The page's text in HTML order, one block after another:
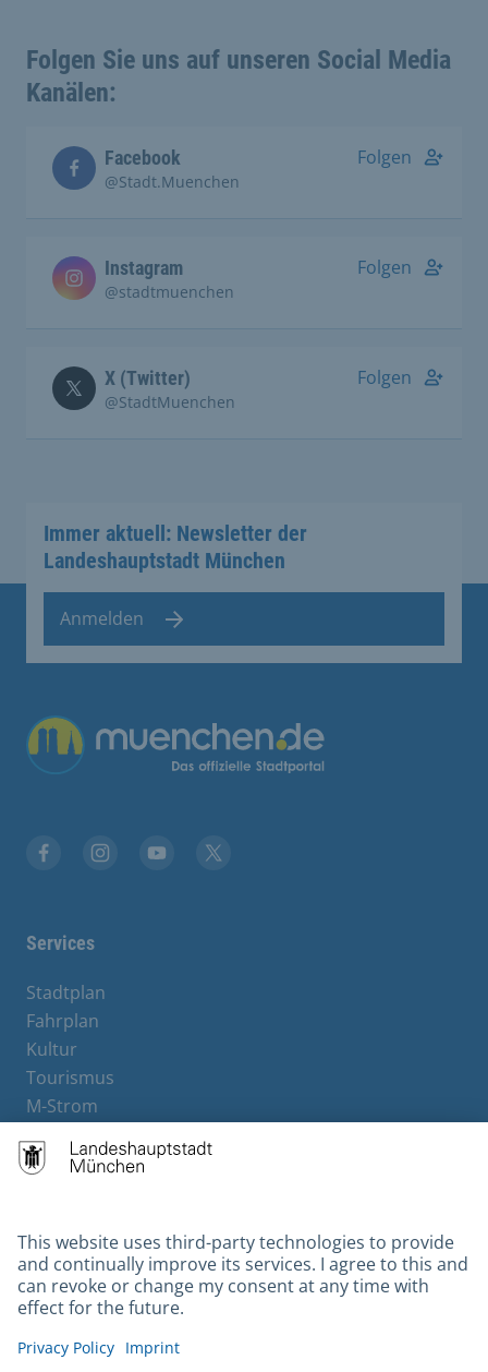
Folgen Sie uns auf unseren Social Media
Kanälen:
Facebook
@Stadt.Muenchen
Folgen
Instagram
@stadtmuenchen
Folgen
X (Twitter)
@StadtMuenchen
Folgen
Immer aktuell: Newsletter der
Landeshauptstadt München
Anmelden
Übergreifende Links
Services
Stadtplan
Fahrplan
Kultur
Tourismus
M-Strom
Hotels
Contact
Barrierefreiheit
Leichte Sprache
Gebärdensprache